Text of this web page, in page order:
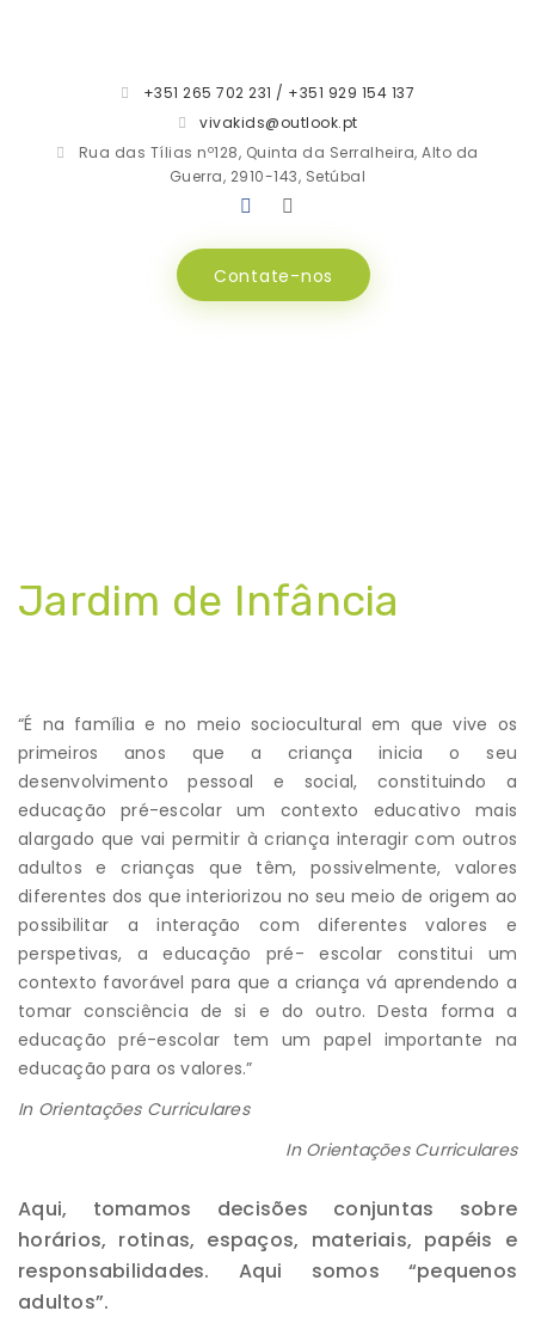
+351 265 702 231 / +351 929 154 137
vivakids@outlook.pt
Rua das Tílias nº128, Quinta da Serralheira, Alto da
Guerra, 2910-143, Setúbal
Contate-nos
Jardim de Infância
“É na família e no meio sociocultural em que vive os
primeiros anos que a criança inicia o seu
desenvolvimento pessoal e social, constituindo a
educação pré-escolar um contexto educativo mais
alargado que vai permitir à criança interagir com outros
adultos e crianças que têm, possivelmente, valores
diferentes dos que interiorizou no seu meio de origem ao
possibilitar a interação com diferentes valores e
perspetivas, a educação pré- escolar constitui um
contexto favorável para que a criança vá aprendendo a
tomar consciência de si e do outro. Desta forma a
educação pré-escolar tem um papel importante na
educação para os valores.”
In Orientações Curriculares
In Orientações Curriculares
Aqui, tomamos decisões conjuntas sobre
horários, rotinas, espaços, materiais, papéis e
responsabilidades. Aqui somos “pequenos
adultos”.